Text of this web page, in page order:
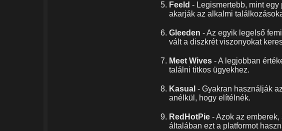
Feeld - Legismertebb, mint
akarják az alkalmi
Gleeden - Az egyik legelső
vált a diszkrét viszonyokat
Meet Wives - A legjobban
találni titkos ügyekhez.
Kasual - Gyakran használják
anélkül, hogy elítélnék.
RedHotPie - Azok az
általában ezt a platformot